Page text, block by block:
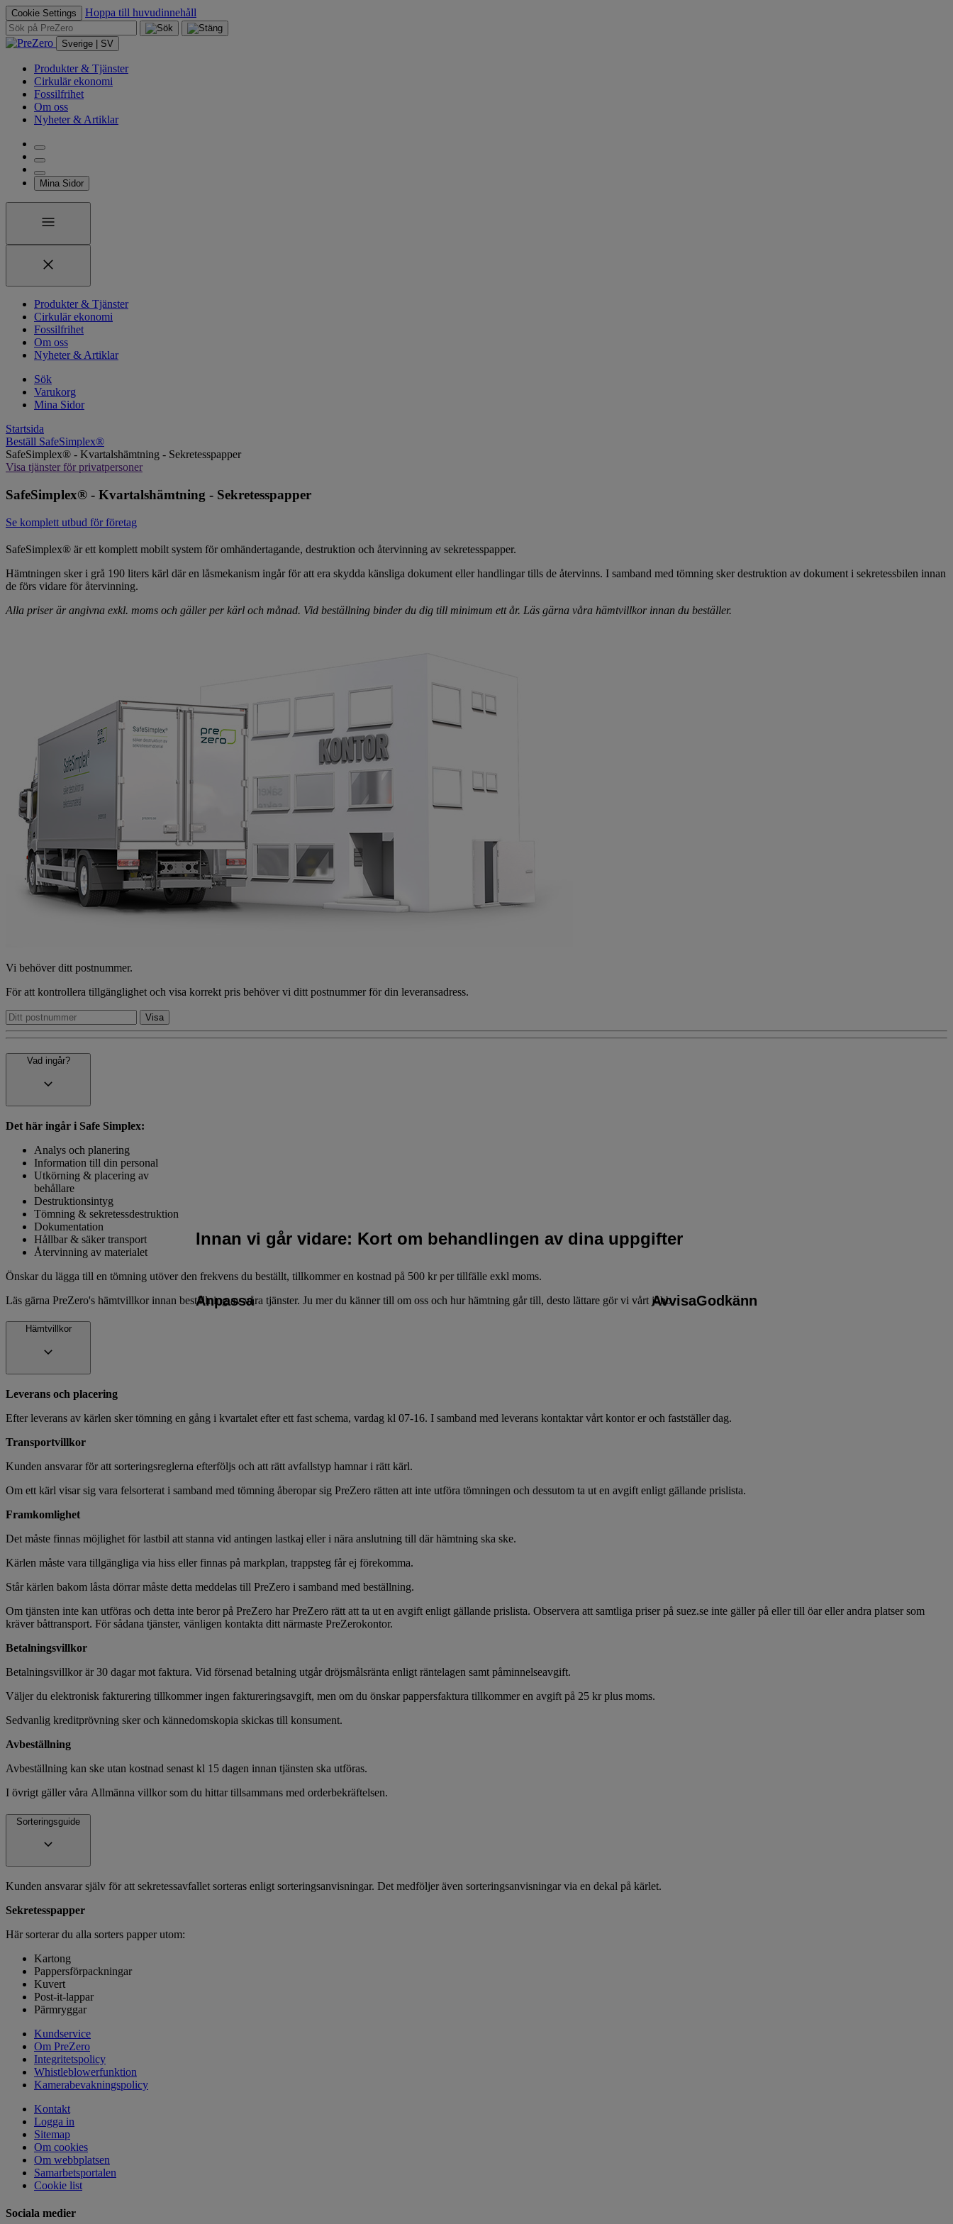
Innan vi går vidare: Kort om behandlingen av dina uppgifter
Anpassa AvvisaGodkänn
Cookie Settings Hoppa till huvudinnehåll
Sverige | SV
Produkter & Tjänster
Cirkulär ekonomi
Fossilfrihet
Om oss
Nyheter & Artiklar
Mina Sidor
Produkter & Tjänster
Cirkulär ekonomi
Fossilfrihet
Om oss
Nyheter & Artiklar
Sök
Varukorg
Mina Sidor
Startsida
Beställ SafeSimplex®
SafeSimplex® - Kvartalshämtning - Sekretesspapper
Visa tjänster för privatpersoner
SafeSimplex® - Kvartalshämtning - Sekretesspapper
Se komplett utbud för företag
SafeSimplex® är ett komplett mobilt system för omhändertagande, destruktion och återvinning av sekretesspapper.
Hämtningen sker i grå 190 liters kärl där en låsmekanism ingår för att era skydda känsliga dokument eller handlingar tills de återvinns. I samband med tömning sker destruktion av dokument i sekretessbilen innan
de förs vidare för återvinning.
Alla priser är angivna exkl. moms och gäller per kärl och månad. Vid beställning binder du dig till minimum ett år. Läs gärna våra hämtvillkor innan du beställer.
Vi behöver ditt postnummer.
För att kontrollera tillgänglighet och visa korrekt pris behöver vi ditt postnummer för din leveransadress.
Vad ingår?
Det här ingår i Safe Simplex:
Analys och planering
Information till din personal
Utkörning & placering av
behållare
Destruktionsintyg
Tömning & sekretessdestruktion
Dokumentation
Hållbar & säker transport
Återvinning av materialet
Önskar du lägga till en tömning utöver den frekvens du beställt, tillkommer en kostnad på 500 kr per tillfälle exkl moms.
Läs gärna PreZero's hämtvillkor innan beställning av våra tjänster. Ju mer du känner till om oss och hur hämtning går till, desto lättare gör vi vårt jobb.
Hämtvillkor
Leverans och placering
Efter leverans av kärlen sker tömning en gång i kvartalet efter ett fast schema, vardag kl 07-16. I samband med leverans kontaktar vårt kontor er och fastställer dag.
Transportvillkor
Kunden ansvarar för att sorteringsreglerna efterföljs och att rätt avfallstyp hamnar i rätt kärl.
Om ett kärl visar sig vara felsorterat i samband med tömning åberopar sig PreZero rätten att inte utföra tömningen och dessutom ta ut en avgift enligt gällande prislista.
Framkomlighet
Det måste finnas möjlighet för lastbil att stanna vid antingen lastkaj eller i nära anslutning till där hämtning ska ske.
Kärlen måste vara tillgängliga via hiss eller finnas på markplan, trappsteg får ej förekomma.
Står kärlen bakom låsta dörrar måste detta meddelas till PreZero i samband med beställning.
Om tjänsten inte kan utföras och detta inte beror på PreZero har PreZero rätt att ta ut en avgift enligt gällande prislista. Observera att samtliga priser på suez.se inte gäller på eller till öar eller andra platser som
kräver båttransport. För sådana tjänster, vänligen kontakta ditt närmaste PreZerokontor.
Betalningsvillkor
Betalningsvillkor är 30 dagar mot faktura. Vid försenad betalning utgår dröjsmålsränta enligt räntelagen samt påminnelseavgift.
Väljer du elektronisk fakturering tillkommer ingen faktureringsavgift, men om du önskar pappersfaktura tillkommer en avgift på 25 kr plus moms.
Sedvanlig kreditprövning sker och kännedomskopia skickas till konsument.
Avbeställning
Avbeställning kan ske utan kostnad senast kl 15 dagen innan tjänsten ska utföras.
I övrigt gäller våra Allmänna villkor som du hittar tillsammans med orderbekräftelsen.
Sorteringsguide
Kunden ansvarar själv för att sekretessavfallet sorteras enligt sorteringsanvisningar. Det medföljer även sorteringsanvisningar via en dekal på kärlet.
Sekretesspapper
Här sorterar du alla sorters papper utom:
Kartong
Pappersförpackningar
Kuvert
Post-it-lappar
Pärmryggar
Kundservice
Om PreZero
Integritetspolicy
Whistleblowerfunktion
Kamerabevakningspolicy
Kontakt
Logga in
Sitemap
Om cookies
Om webbplatsen
Samarbetsportalen
Cookie list
Sociala medier